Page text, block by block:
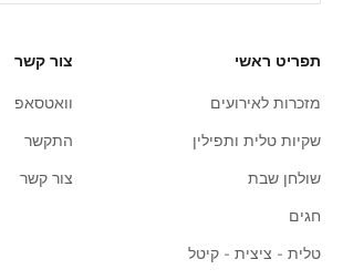
תפריט ראשי
מזכרות לאירועים
שקיות טלית ותפילין
שולחן שבת
חגים
טלית - ציצית - קיטל
צור קשר
וואטסאפ
התקשר
צור קשר